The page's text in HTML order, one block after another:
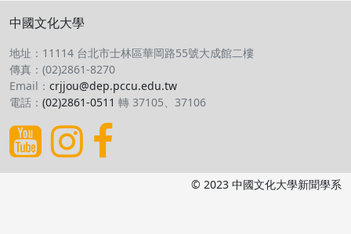
中國文化大學
地址：11114 台北市士林區華岡路55號大成館二樓
傳真：(02)2861-8270
Email： crjjou@dep.pccu.edu.tw
電話： (02)2861-0511 轉 37105、37106
© 2023 中國文化大學新聞學系